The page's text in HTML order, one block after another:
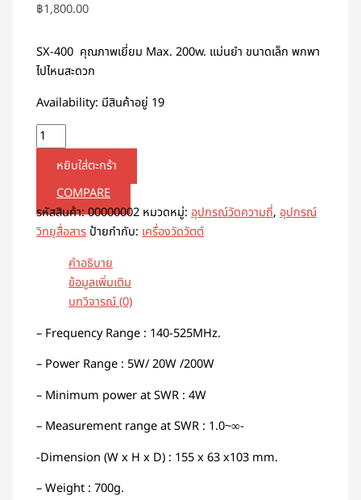
฿1,800.00
SX-400 คุณภาพเยี่ยม Max. 200w. แม่นยำ ขนาดเล็ก พกพา
ไปไหนสะดวก
Availability: มีสินค้าอยู่ 19
ชิ้น
หยิบใส่ตะกร้า
COMPARE
รหัสสินค้า:00000002 หมวดหมู่:อุปกรณ์วัดความถี่,อุปกรณ์
วิทยุสื่อสาร ป้ายกำกับ:เครื่องวัดวัตต์
คำอธิบาย
ข้อมูลเพิ่มเติม
บทวิจารณ์ (0)
– Frequency Range : 140-525MHz.
– Power Range : 5W/ 20W /200W
– Minimum power at SWR : 4W
– Measurement range at SWR : 1.0~∞-
-Dimension (W x H x D) : 155 x 63 x103 mm.
– Weight : 700g.